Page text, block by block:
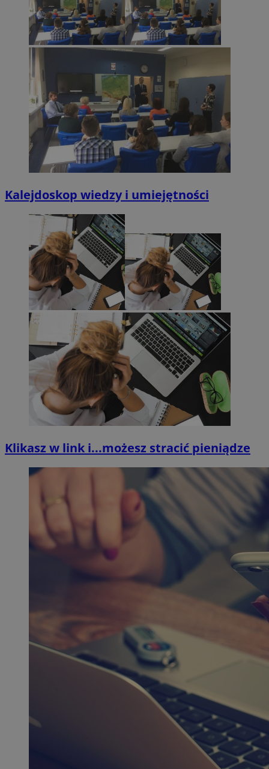
Kalejdoskop wiedzy i umiejętności
Klikasz w link i...możesz stracić pieniądze